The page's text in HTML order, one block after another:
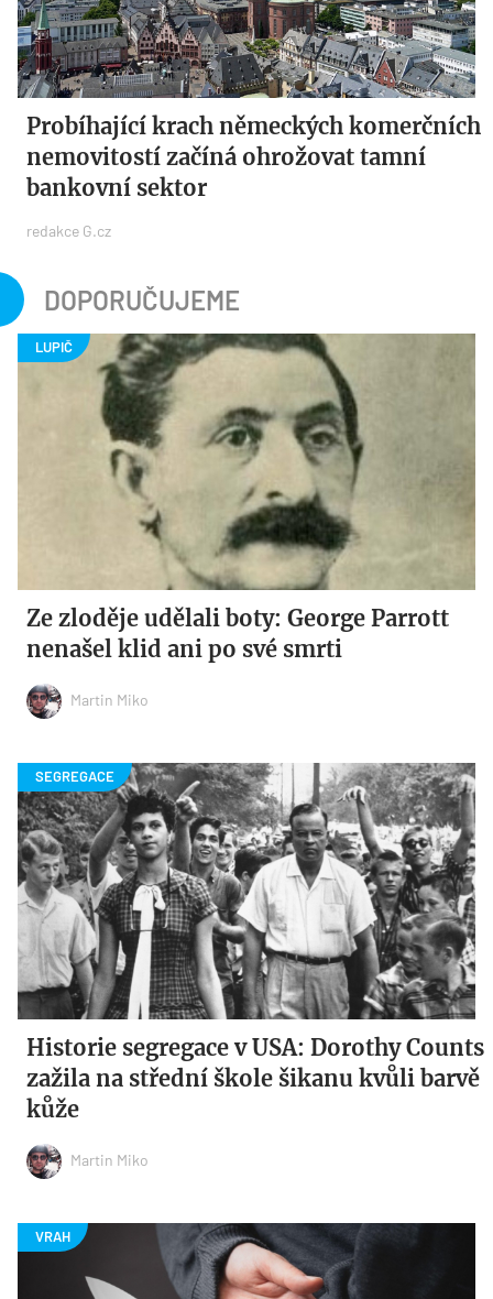
Probíhající krach německých komerčních
nemovitostí začíná ohrožovat tamní
bankovní sektor
redakce G.cz
DOPORUČUJEME
Ze zloděje udělali boty: George Parrott
nenašel klid ani po své smrti
Martin Miko
Historie segregace v USA: Dorothy Counts
zažila na střední škole šikanu kvůli barvě
kůže
Martin Miko